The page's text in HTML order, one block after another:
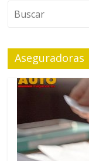
Aseguradoras